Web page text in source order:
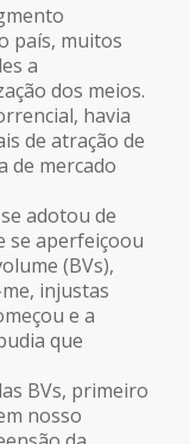
país, muitos
a
dos meios.
havia
de atração de
de mercado
adotou de
se aperfeiçoou
(BVs),
injustas
e a
que
BVs, primeiro
nosso